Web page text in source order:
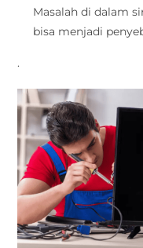
Masalah di dalam
bisa menjadi
.